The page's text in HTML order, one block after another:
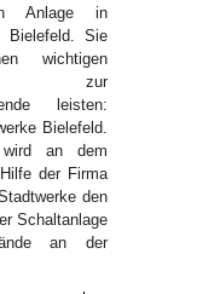
Anlage in
Sie
wichtigen
zur
leisten:
Bielefeld.
wird an dem
der Firma
den
Schaltanlage
an der